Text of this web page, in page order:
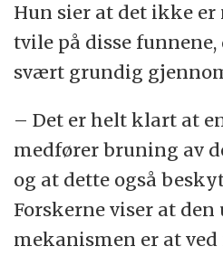
Hun sier at det ikke
tvile på disse
svært grundig
– Det er helt klart at
medfører bruning av
og at dette også
Forskerne viser at
mekanismen er at ved